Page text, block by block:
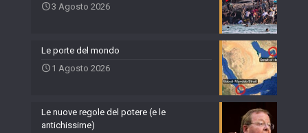
3 Agosto 2026
Le porte del mondo
1 Agosto 2026
Le nuove regole del potere (e le
antichissime)